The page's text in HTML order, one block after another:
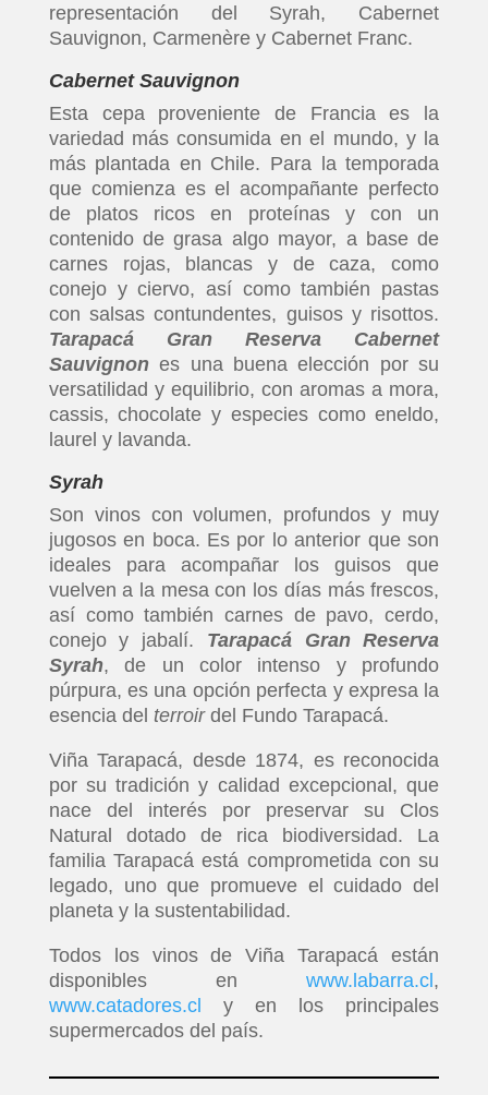
representación del Syrah, Cabernet
Sauvignon, Carmenère y Cabernet Franc.
Cabernet Sauvignon
Esta cepa proveniente de Francia es la
variedad más consumida en el mundo, y la
más plantada en Chile. Para la temporada
que comienza es el acompañante perfecto
de platos ricos en proteínas y con un
contenido de grasa algo mayor, a base de
carnes rojas, blancas y de caza, como
conejo y ciervo, así como también pastas
con salsas contundentes, guisos y risottos.
Tarapacá Gran Reserva Cabernet
Sauvignon es una buena elección por su
versatilidad y equilibrio, con aromas a mora,
cassis, chocolate y especies como eneldo,
laurel y lavanda.
Syrah
Son vinos con volumen, profundos y muy
jugosos en boca. Es por lo anterior que son
ideales para acompañar los guisos que
vuelven a la mesa con los días más frescos,
así como también carnes de pavo, cerdo,
conejo y jabalí. Tarapacá Gran Reserva
Syrah, de un color intenso y profundo
púrpura, es una opción perfecta y expresa la
esencia del terroir del Fundo Tarapacá.
Viña Tarapacá, desde 1874, es reconocida
por su tradición y calidad excepcional, que
nace del interés por preservar su Clos
Natural dotado de rica biodiversidad. La
familia Tarapacá está comprometida con su
legado, uno que promueve el cuidado del
planeta y la sustentabilidad.
Todos los vinos de Viña Tarapacá están
disponibles enwww.labarra.cl ,
www.catadores.cl
y en los principales
supermercados del país.